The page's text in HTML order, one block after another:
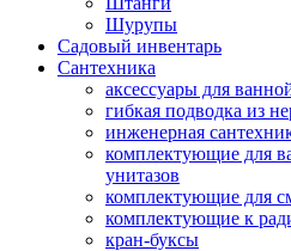
Шурупы
Садовый инвентарь
Сантехника
аксессуары для
гибкая подводка из
инженерная
комплектующие для
унитазов
комплектующие для
комплектующие к
кран-буксы